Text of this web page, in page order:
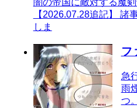
【2026.07.28追記】 諸
しま
フ
急
雨
つ。